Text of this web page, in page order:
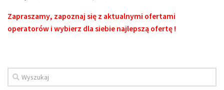
Zapraszamy, zapoznaj się z aktualnymi ofertami
operatorów i wybierz dla siebie najlepszą ofertę !